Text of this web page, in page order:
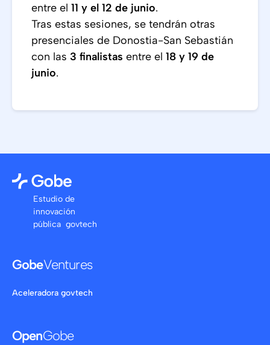
entre el 11 y el 12 de junio.
Tras estas sesiones, se tendrán otras
presenciales de Donostia-San Sebastián
con las 3 finalistas entre el 18 y 19 de
junio.
Estudio de
innovación
pública govtech
GobeVentures
Aceleradora govtech
OpenGobe